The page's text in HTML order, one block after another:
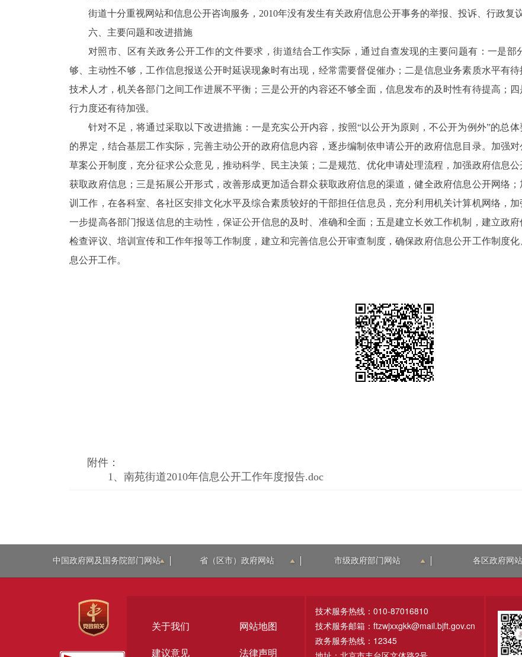
街道十分重视网站和信息公开咨询服务，2010年没有发生有关政府信息公开事务的举报、投诉、行政复
六、主要问题和改进措施
对照市、区有关政务公开工作的文件要求，街道结合工作实际，通过自查发现的主要问题有：一是
够、主动性不够，工作信息报送公开时延误现象时有出现，经常需要督促催办；二是信息业务素质水平有
技术人才，机关各部门之间工作进展不平衡；三是公开的内容还不够全面，信息发布的及时性有待提高；
行力度还有待加强。
针对不足，将通过采取以下改进措施：一是充实公开内容，按照“以公开为原则，不公开为例外”的总体
的界定，结合基层工作实际，完善主动公开的政府信息内容，逐步编制依申请公开的政府信息目录。加强
草案公开制度，充分征求公众意见，推动科学、民主决策；二是规范、优化申请处理流程，加强政府信息
获取政府信息；三是拓展公开形式，改善形成更加适合群众获取政府信息的渠道，健全政府信息公开网络
训工作，在各科室、各社区安排文化水平及综合素质较好的干部担任信息员，充分利用机关计算机网络，
一步提高各部门报送信息的主动性，保证公开信息的及时、准确和全面；五是建立长效工作机制，建立政
检查评议、培训宣传和工作年报等工作制度，建立和完善信息公开审查制度，确保政府信息公开工作制度
息公开工作。
附件：
1、 南苑街道2010年信息公开工作年度报告.doc
中国政府网及国务院部门网站 省（区市）政府网站 市级政府部门网站 各区政府网站
关于我们 网站地图
建议意见 法律声明
技术服务热线：010-87016810
技术服务邮箱：ftzwjxxgkk@mail.bjft.gov.cn
政务服务热线：12345